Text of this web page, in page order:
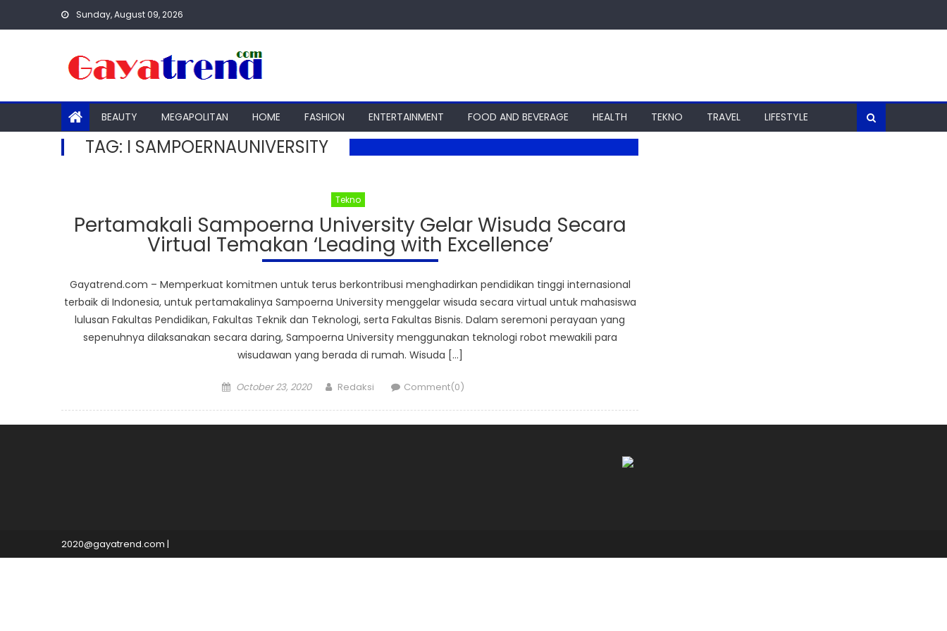
Sunday, August 09, 2026
BEAUTY MEGAPOLITAN HOME FASHION ENTERTAINMENT FOOD AND BEVERAGE HEALTH TEKNO TRAVEL LIFESTYLE
TAG: I SAMPOERNAUNIVERSITY
Tekno
Pertamakali Sampoerna University Gelar Wisuda Secara
Virtual Temakan ‘Leading with Excellence’
Gayatrend.com – Memperkuat komitmen untuk terus berkontribusi menghadirkan pendidikan tinggi internasional
terbaik di Indonesia, untuk pertamakalinya Sampoerna University menggelar wisuda secara virtual untuk mahasiswa
lulusan Fakultas Pendidikan, Fakultas Teknik dan Teknologi, serta Fakultas Bisnis. Dalam seremoni perayaan yang
sepenuhnya dilaksanakan secara daring, Sampoerna University menggunakan teknologi robot mewakili para
wisudawan yang berada di rumah. Wisuda […]
Posted
October 23, 2020 Author
Redaksi Comment(0)
2020@gayatrend.com |